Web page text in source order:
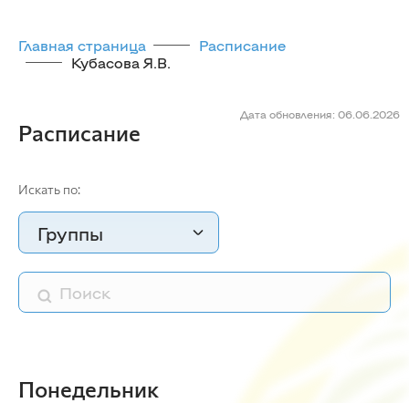
Главная страница
Расписание
Кубасова Я.В.
Дата обновления: 06.06.2026
Расписание
Искать по:
Группы
Понедельник